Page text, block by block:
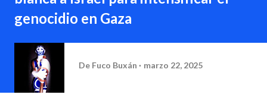
genocidio en Gaza
De Fuco Buxán marzo 22, 2025